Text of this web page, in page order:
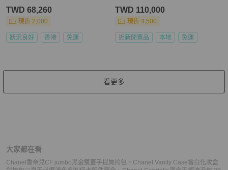
TWD 68,260
現折 2,000
狀況良好 香港 免運
TWD 110,000
現折 4,500
近新閒置品 本地 免運
看更多
大家都在看
Chanel香奈兒CF jumbo黑金雙蓋手提肩挎包 、 Chanel Vanity Case雪白化妝盒